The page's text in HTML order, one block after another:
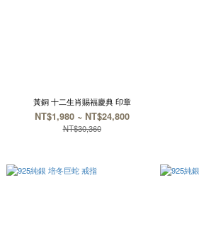
黃銅 十二生肖賜福慶典 印章
NT$1,980 ~ NT$24,800
NT$30,360